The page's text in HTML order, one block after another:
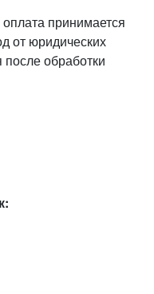
принимается
от юридических
обработки